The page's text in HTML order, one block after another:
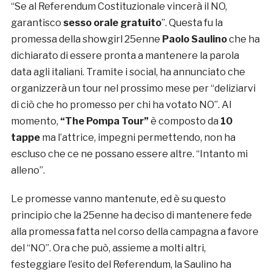
“Se al Referendum Costituzionale vincerà il NO,
garantisco sesso orale gratuito”. Questa fu la
promessa della showgirl 25enne Paolo Saulinoche ha
dichiarato di essere pronta a mantenere la parola
data agli italiani. Tramite i social, ha annunciato che
organizzerà un tour nel prossimo mese per “deliziarvi
di ciò che ho promesso per chi ha votato NO”. Al
momento, “The Pompa Tour” è composto da 10
tappema l’attrice, impegni permettendo, non ha
escluso che ce ne possano essere altre. “Intanto mi
alleno”.
Le promesse vanno mantenute, ed è su questo
principio che la 25enne ha deciso di mantenere fede
alla promessa fatta nel corso della campagna a favore
del “NO”. Ora che può, assieme a molti altri,
festeggiare l’esito del Referendum, la Saulino ha